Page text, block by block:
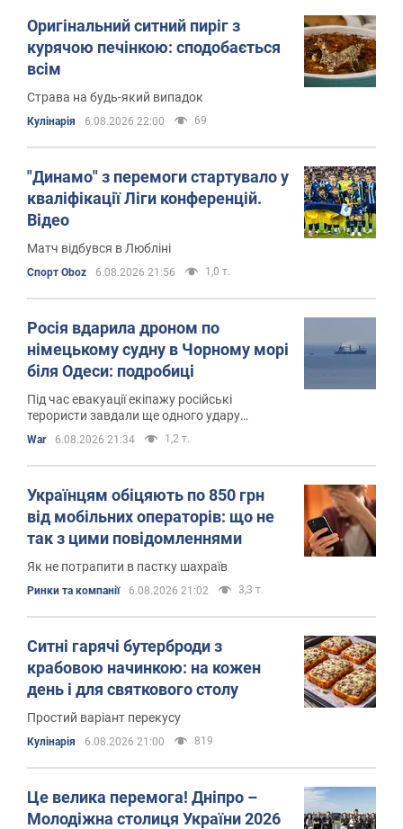
Оригінальний ситний пиріг з
курячою печінкою: сподобається
всім
Страва на будь-який випадок
Кулінарія 6.08.2026 22:00 69
"Динамо" з перемоги стартувало у
кваліфікації Ліги конференцій.
Відео
Матч відбувся в Любліні
Спорт Oboz 6.08.2026 21:56 1,0 т.
Росія вдарила дроном по
німецькому судну в Чорному морі
біля Одеси: подробиці
Під час евакуації екіпажу російські
терористи завдали ще одного удару
безпілотником по судну
War 6.08.2026 21:34 1,2 т.
Українцям обіцяють по 850 грн
від мобільних операторів: що не
так з цими повідомленнями
Як не потрапити в пастку шахраїв
Ринки та компанії 6.08.2026 21:02 3,3 т.
Ситні гарячі бутерброди з
крабовою начинкою: на кожен
день і для святкового столу
Простий варіант перекусу
Кулінарія 6.08.2026 21:00 819
Це велика перемога! Дніпро –
Молодіжна столиця України 2026